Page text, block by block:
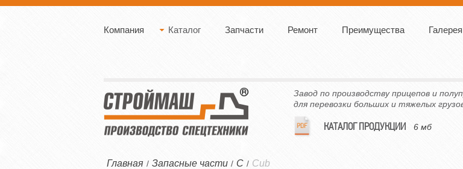
Компания Каталог Запчасти Ремонт Преимущества Галерея
Завод по производству прицепов и
для перевозки больших и тяжелых
КАТАЛОГ ПРОДУКЦИИ 6 мб
Главная / Запасные части / C / Cub